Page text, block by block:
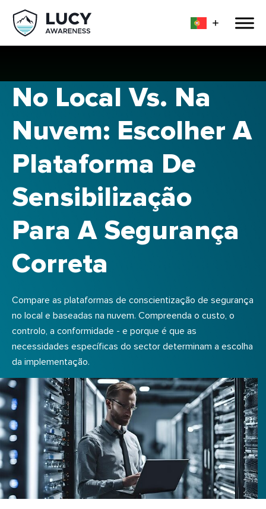
No Local Vs. Na
Nuvem: Escolher A
Plataforma De
Sensibilização
Para A Segurança
Correta
Compare as plataformas de conscientização de segurança
no local e baseadas na nuvem. Compreenda o custo, o
controlo, a conformidade - e porque é que as
necessidades específicas do sector determinam a escolha
da implementação.